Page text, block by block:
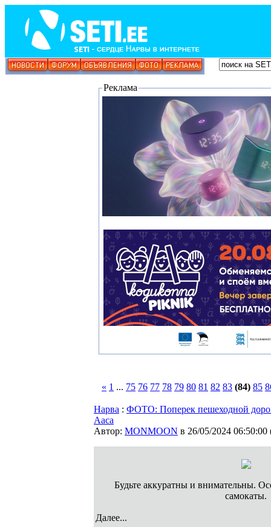
Реклама
« 1 ... 75 76 77 78 79 80 81 82 83 (84) 85
Нарва : ФОТО: Поперек пешеходной
Ааса
Автор: MONMOON в 26/05/2024 06:50:00
Будьте аккуратны и внимательны.
самокаты.
Далее...